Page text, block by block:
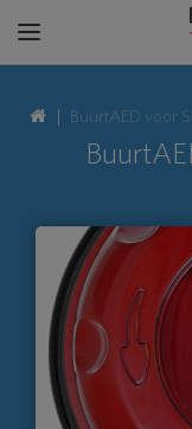
BuurtAED voor